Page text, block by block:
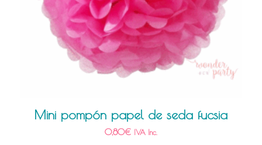
Mini pompón papel de seda fucsia
0,80€ IVA Inc.